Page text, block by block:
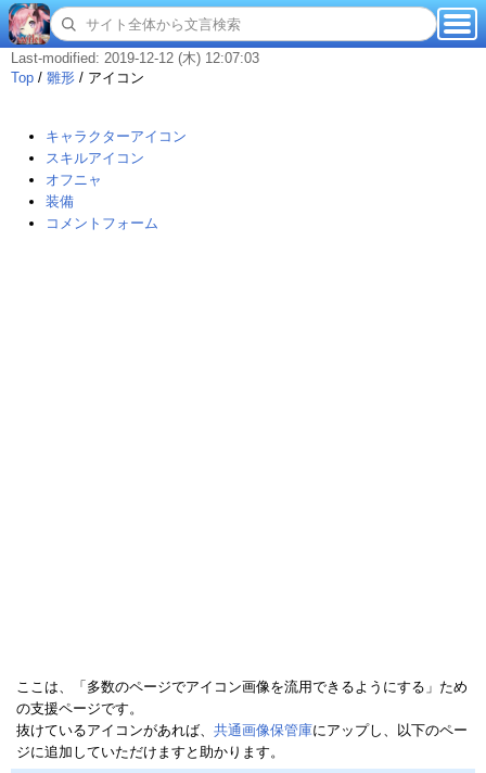
Last-modified: 2019-12-12 (木) 12:07:03
Top / 雛形 / アイコン
キャラクターアイコン
スキルアイコン
オフニャ
装備
コメントフォーム
ここは、「多数のページでアイコン画像を流用できるようにする」ため
の支援ページです。
抜けているアイコンがあれば、 共通画像保管庫にアップし、以下のペー
ジに追加していただけますと助かります。